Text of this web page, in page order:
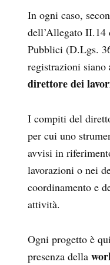
In ogni caso,
dell’Allegato
Pubblici (D.Lgs.
registrazioni siano
direttore dei
I compiti del
per cui uno
avvisi in
lavorazioni o nei
coordinamento e
attività.
Ogni progetto è
presenza della